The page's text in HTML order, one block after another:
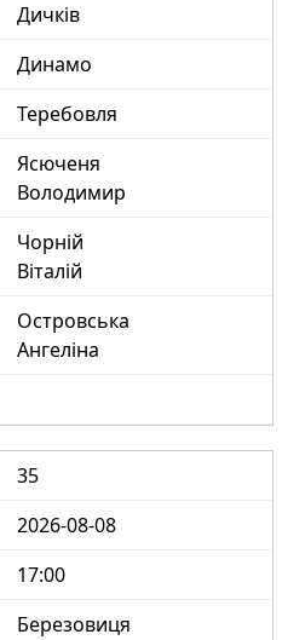
Дичків
Динамо
Теребовля
Ясюченя
Володимир
Чорній
Віталій
Островська
Ангеліна
35
2026-08-08
17:00
Березовиця